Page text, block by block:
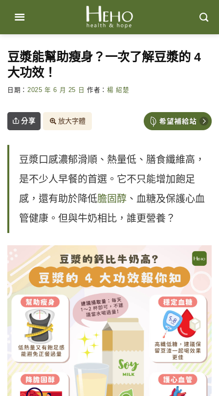
content
豆漿能幫助瘦身？一次了解豆漿的 4
大功效！
日期： 2025 年 6 月 25 日 作者： 楊 紹楚
分享 放大字體
豆漿口感濃郁滑順、熱量低、膳食纖維高，
是不少人早餐的首選。它不只能增加飽足
感，還有助於降低膽固醇 、血糖及保護心血
管健康。但與牛奶相比，誰更營養？